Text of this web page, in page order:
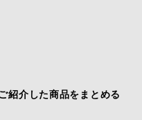
紹介した商品をまとめる